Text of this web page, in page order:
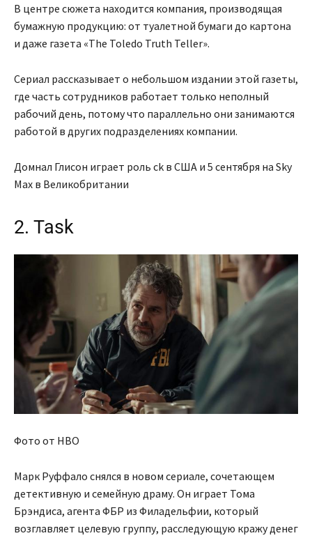
В центре сюжета находится компания, производящая
бумажную продукцию: от туалетной бумаги до картона
и даже газета «The Toledo Truth Teller».
Сериал рассказывает о небольшом издании этой газеты,
где часть сотрудников работает только неполный
рабочий день, потому что параллельно они занимаются
работой в других подразделениях компании.
Домнал Глисон играет роль ck в США и 5 сентября на Sky
Max в Великобритании
2. Task
Фото от HBO
Марк Руффало снялся в новом сериале, сочетающем
детективную и семейную драму. Он играет Тома
Брэндиса, агента ФБР из Филадельфии, который
возглавляет целевую группу, расследующую кражу денег